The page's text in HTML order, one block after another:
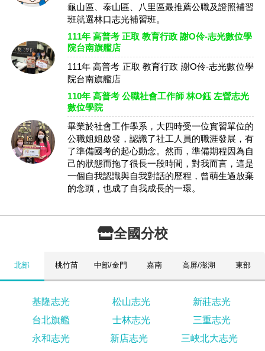
龜山區、泰山區、八里區最推薦公職及證照補習
班就選林口志光補習班。
111年 高普考 正取 教育行政 謝O伶-志光數位學
院台南旗艦店
111年 高普考 正取 教育行政 謝O伶-志光數位學
院台南旗艦店
110年 高普考 公職社會工作師 林O鈺 左營志光
數位學院
畢業於社會工作學系，大四時受一位實習單位的
公職姐姐啟發，認識了社工人員的職涯發展，有
了準備國考的起心動念。然而，準備期程因為自
己的狀態而拖了很長一段時間，對我而言，這是
一個自我認識與自我對話的歷程，曾萌生過放棄
的念頭，也成了自我成長的一環。
全國分校
北部 桃竹苗 中部/金門 嘉南 高屏/澎湖 東部
基隆志光 松山志光
新莊志光
台北旗艦
士林志光
三重志光
永和志光
新店志光 三峽北大志光